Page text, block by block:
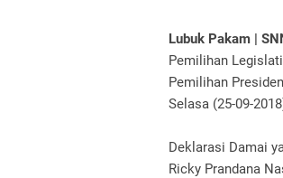
Lubuk Pakam |
Pemilihan
Pemilihan
Selasa (25-09-
Deklarasi Damai
Ricky Prandana